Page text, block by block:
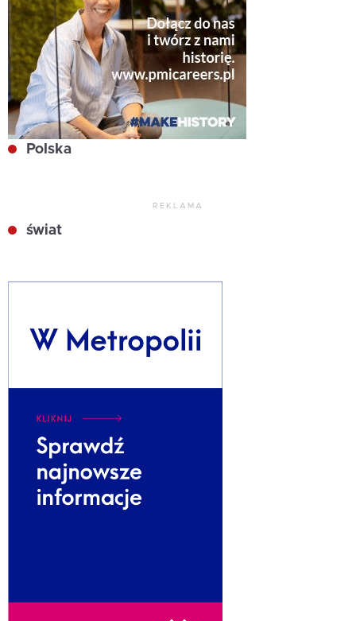
Polska
REKLAMA
świat